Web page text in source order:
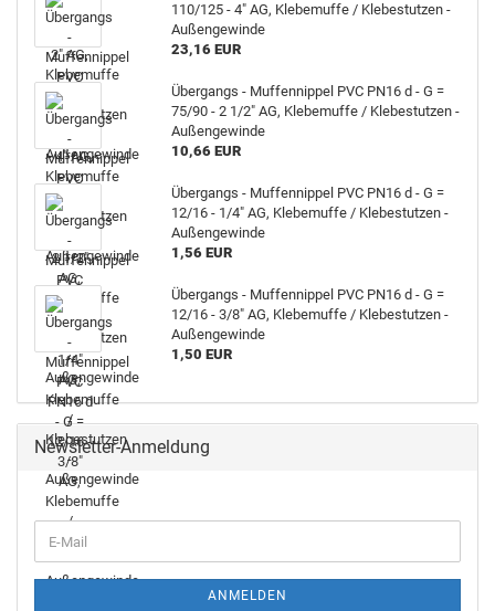
110/125 - 4" AG, Kle­be­muf­fe / Kle­be­stut­zen -
Au­ßen­ge­win­de
23,16 EUR
Über­gangs - Muf­fen­nip­pel PVC PN16 d - G =
75/90 - 2 1/2" AG, Kle­be­muf­fe / Kle­be­stut­zen -
Au­ßen­ge­win­de
10,66 EUR
Über­gangs - Muf­fen­nip­pel PVC PN16 d - G =
12/16 - 1/4" AG, Kle­be­muf­fe / Kle­be­stut­zen -
Au­ßen­ge­win­de
1,56 EUR
Über­gangs - Muf­fen­nip­pel PVC PN16 d - G =
12/16 - 3/8" AG, Kle­be­muf­fe / Kle­be­stut­zen -
Au­ßen­ge­win­de
1,50 EUR
Newsletter-Anmeldung
ANMELDEN